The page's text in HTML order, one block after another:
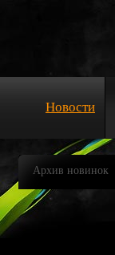
Новости
Архив новинок